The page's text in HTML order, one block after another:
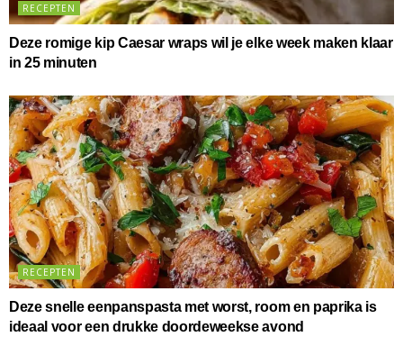
RECEPTEN
Deze romige kip Caesar wraps wil je elke week maken klaar
in 25 minuten
RECEPTEN
Deze snelle eenpanspasta met worst, room en paprika is
ideaal voor een drukke doordeweekse avond